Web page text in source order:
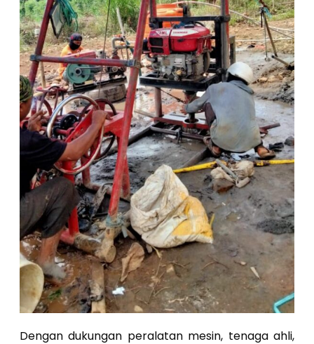
Dengan dukungan peralatan mesin, tenaga ahli,